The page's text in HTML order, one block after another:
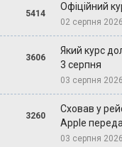
5414
Офіційний
02 серпня 2026
3606
Який курс
3 серпня
03 серпня 2026
3260
Сховав у
Apple
03 серпня 2026